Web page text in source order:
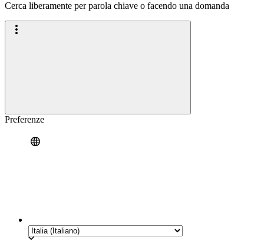
Cerca liberamente per parola chiave o facendo una domanda
Preferenze